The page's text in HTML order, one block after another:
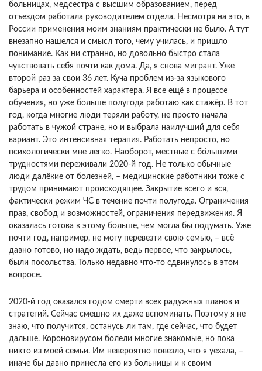
больницах, медсестра с высшим образованием, перед
отъездом работала руководителем отдела. Несмотря на это, в
России применения моим знаниям практически не было. А тут
внезапно нашелся и смысл того, чему училась, и пришло
понимание. Как ни странно, но довольно быстро стала
чувствовать себя почти как дома. Да, я снова мигрант. Уже
второй раз за свои 36 лет. Куча проблем из-за языкового
барьера и особенностей характера. Я все ещё в процессе
обучения, но уже больше полугода работаю как стажёр. В тот
год, когда многие люди теряли работу, не просто начала
работать в чужой стране, но и выбрала наилучший для себя
вариант. Это интенсивная терапия. Работать непросто, но
психологически мне легко. Наоборот, местные с бо́льшими
трудностями переживали 2020-й год. Не только обычные
люди далёкие от болезней, – медицинские работники тоже с
трудом принимают происходящее. Закрытие всего и вся,
фактически режим ЧС в течение почти полугода. Ограничения
прав, свобод и возможностей, ограничения передвижения. Я
оказалась готова к этому больше, чем могла бы подумать. Уже
почти год, например, не могу перевезти свою семью, – всё
давно готово, но надо ждать, ведь первое, что закрылось,
были посольства. Только недавно что-то сдвинулось в этом
вопросе.
2020-й год оказался годом смерти всех радужных планов и
стратегий. Сейчас смешно их даже вспоминать. Поэтому я не
знаю, что получится, останусь ли там, где сейчас, что будет
дальше. Короновирусом болели многие знакомые, но пока
никто из моей семьи. Им невероятно повезло, что я уехала, –
иначе бы давно принесла его из больницы и к своим